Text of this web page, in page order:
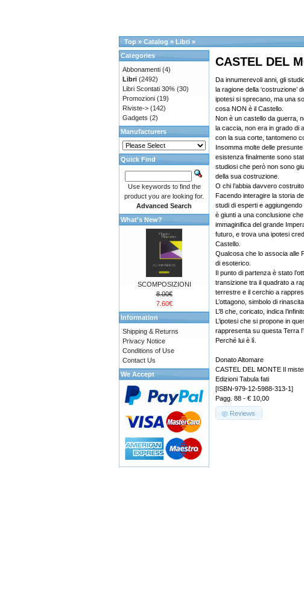
Top » Catalog » Libri »
CASTEL DEL
Da innumerevoli anni, gli
la ragione della ‘costruzione’
ipotesi si sprecano, ma una
cosa NON è il Castello.
Non è un castello da guerra,
la caccia, non era in grado di
con la sua corte, tantomeno
Insomma molte delle
esistenza finalmente sono
studiosi che però non sono
della sua costruzione.
O chi l’abbia davvero costruito.
Facendo interagire la storia
studi di esperti e
è giunti a una conclusione
immaginifica del grande
futuro, e trova una ipotesi
Castello.
Qualcosa che lo associa alle
di esoterico.
Il punto di partenza è stato
transizione tra il quadrato a
terrestre e il cerchio a
L’ottagono, simbolo di
L’8 che, coricato, indica
L’ipotesi che si propone in
rappresenta su questa Terra
Perché lui è lì.
Donato Altomare
CASTEL DEL MONTE Il
Edizioni Tabula fati
[ISBN-979-12-5988-313-1]
Pagg. 88 - € 10,00
Reviews
Categories
Abbonamenti (4)
Libri (2492)
Libri Scontati 30% (30)
Promozioni (19)
Riviste-> (142)
Gadgets (2)
Manufacturers
Quick Find
Use keywords to find the
product you are looking for.
Advanced Search
What's New?
SCOMPOSIZIONI
8.00€
7.60€
Information
Shipping & Returns
Privacy Notice
Conditions of Use
Contact Us
We Accept